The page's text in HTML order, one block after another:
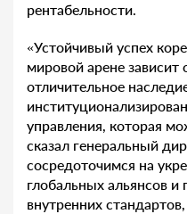
рентабельности.
«Устойчивый успех
мировой арене
отличительное
управления, которая
сказал генеральный
сосредоточимся на
глобальных альянсов
внутренних